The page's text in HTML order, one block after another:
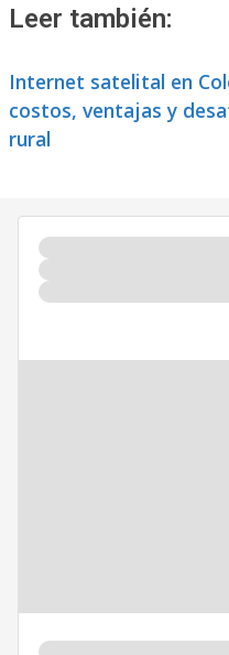
Leer también:
Internet satelital en
costos, ventajas y
rural